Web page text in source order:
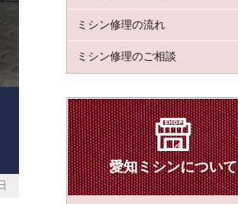
ミシン修理の流れ
ミシン修理のご相談
愛知ミシンについて